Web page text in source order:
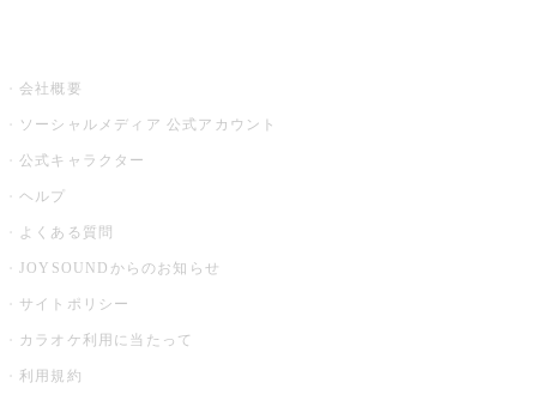
会社概要
ソーシャルメディア 公式アカウント
公式キャラクター
ヘルプ
よくある質問
JOYSOUNDからのお知らせ
サイトポリシー
カラオケ利用に当たって
利用規約